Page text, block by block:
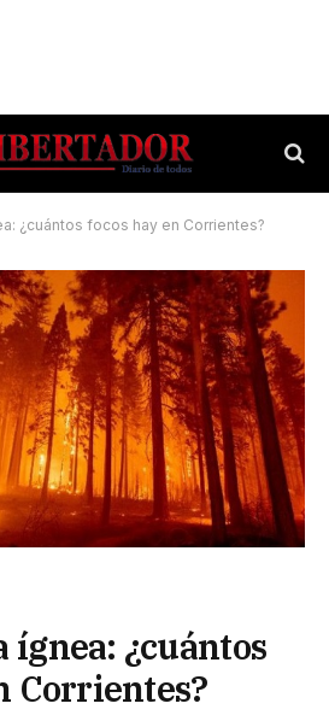
¿cuántos focos hay en Corrientes?
ígnea: ¿cuántos
Corrientes?